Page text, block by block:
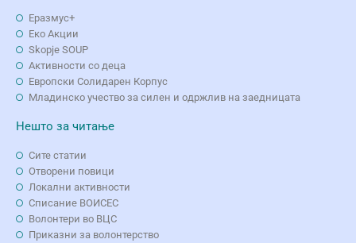
Еразмус+
Еко Aкции
Skopje SOUP
Активности со деца
Европски Солидарен Корпус
Младинско учество за силен и одржлив на заедницата
Нешто за читање
Сите статии
Отворени повици
Локални активности
Списание ВОИСЕС
Волонтери во ВЦС
Приказни за волонтерство